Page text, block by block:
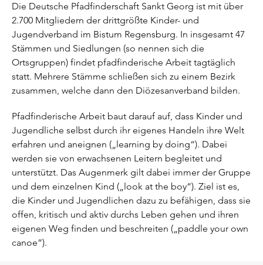
Die Deutsche Pfadfinderschaft Sankt Georg ist mit über
2.700 Mitgliedern der drittgrößte Kinder- und
Jugendverband im Bistum Regensburg. In insgesamt 47
Stämmen und Siedlungen (so nennen sich die
Ortsgruppen) findet pfadfinderische Arbeit tagtäglich
statt. Mehrere Stämme schließen sich zu einem Bezirk
zusammen, welche dann den Diözesanverband bilden.
Pfadfinderische Arbeit baut darauf auf, dass Kinder und
Jugendliche selbst durch ihr eigenes Handeln ihre Welt
erfahren und aneignen („learning by doing“). Dabei
werden sie von erwachsenen Leitern begleitet und
unterstützt. Das Augenmerk gilt dabei immer der Gruppe
und dem einzelnen Kind („look at the boy“). Ziel ist es,
die Kinder und Jugendlichen dazu zu befähigen, dass sie
offen, kritisch und aktiv durchs Leben gehen und ihren
eigenen Weg finden und beschreiten („paddle your own
canoe“).